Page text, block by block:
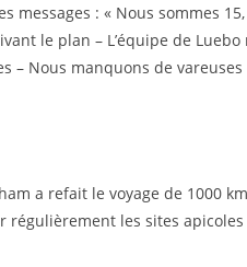
: « Nous sommes
le plan – L’équipe de
Nous manquons de
a refait le voyage de 1000
les sites